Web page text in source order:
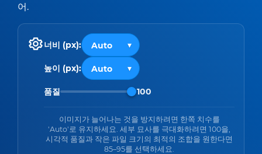
어.
너비 (px):
높이 (px):
품질 100
이미지가 늘어나는 것을 방지하려면 한쪽 치수를
'Auto'로 유지하세요. 세부 묘사를 극대화하려면 100을,
시각적 품질과 작은 파일 크기의 최적의 조합을 원한다면
85–95를 선택하세요.